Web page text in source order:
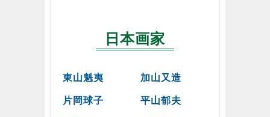
日本画家
東山魁夷 加山又造
片岡球子 平山郁夫